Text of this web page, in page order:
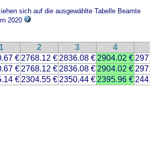
sich auf die ausgewählte Tabelle Beamte
2020
1 2 3 4
€ 2768.12 € 2836.08 € 2904.02 €
€ 2768.12 € 2836.08 € 2904.02 €
€ 2304.55 € 2350.44 € 2395.96 €